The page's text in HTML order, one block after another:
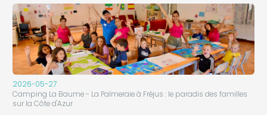
2026-05-27
Camping La Baume - La Palmeraie à Fréjus : le paradis des familles
sur la Côte d'Azur